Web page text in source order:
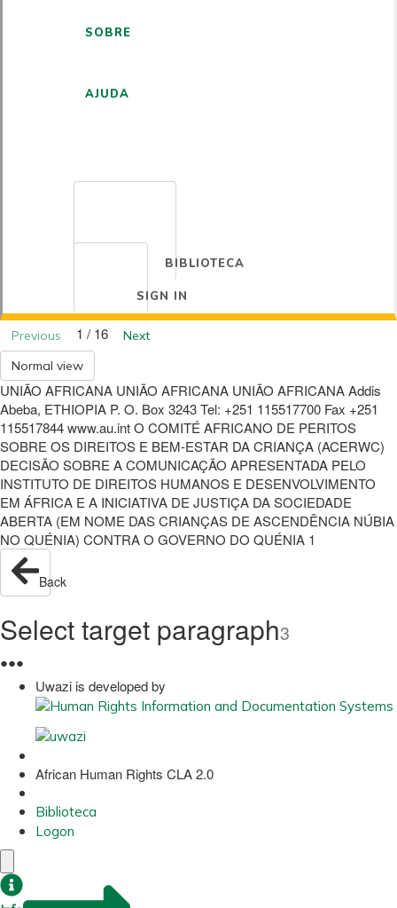
SOBRE
AJUDA
BIBLIOTECA
SIGN IN
Previous 1 / 16
Next
Normal view
UNIÃO AFRICANA UNIÃO AFRICANA UNIÃO AFRICANA Addis
Abeba, ETHIOPIA P. O. Box 3243 Tel: +251 115517700 Fax +251
115517844 www.au.int O COMITÉ AFRICANO DE PERITOS
SOBRE OS DIREITOS E BEM-ESTAR DA CRIANÇA (ACERWC)
DECISÃO SOBRE A COMUNICAÇÃO APRESENTADA PELO
INSTITUTO DE DIREITOS HUMANOS E DESENVOLVIMENTO
EM ÁFRICA E A INICIATIVA DE JUSTIÇA DA SOCIEDADE
ABERTA (EM NOME DAS CRIANÇAS DE ASCENDÊNCIA NÚBIA
NO QUÉNIA) CONTRA O GOVERNO DO QUÉNIA 1
Back
Select target paragraph3
●●●
Uwazi is developed by
African Human Rights CLA 2.0
Biblioteca
Logon